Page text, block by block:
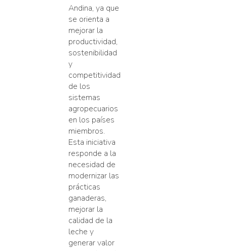
Andina, ya que
se orienta a
mejorar la
productividad,
sostenibilidad
y
competitividad
de los
sistemas
agropecuarios
en los países
miembros.
Esta iniciativa
responde a la
necesidad de
modernizar las
prácticas
ganaderas,
mejorar la
calidad de la
leche y
generar valor